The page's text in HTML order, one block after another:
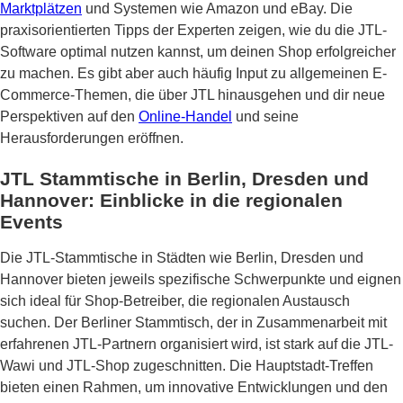
Marktplätzen und Systemen wie Amazon und eBay. Die
praxisorientierten Tipps der Experten zeigen, wie du die JTL-
Software optimal nutzen kannst, um deinen Shop erfolgreicher
zu machen. Es gibt aber auch häufig Input zu allgemeinen E-
Commerce-Themen, die über JTL hinausgehen und dir neue
Perspektiven auf den Online-Handel und seine
Herausforderungen eröffnen.
JTL Stammtische in Berlin, Dresden und
Hannover: Einblicke in die regionalen
Events
Die JTL-Stammtische in Städten wie Berlin, Dresden und
Hannover bieten jeweils spezifische Schwerpunkte und eignen
sich ideal für Shop-Betreiber, die regionalen Austausch
suchen. Der Berliner Stammtisch, der in Zusammenarbeit mit
erfahrenen JTL-Partnern organisiert wird, ist stark auf die JTL-
Wawi und JTL-Shop zugeschnitten. Die Hauptstadt-Treffen
bieten einen Rahmen, um innovative Entwicklungen und den